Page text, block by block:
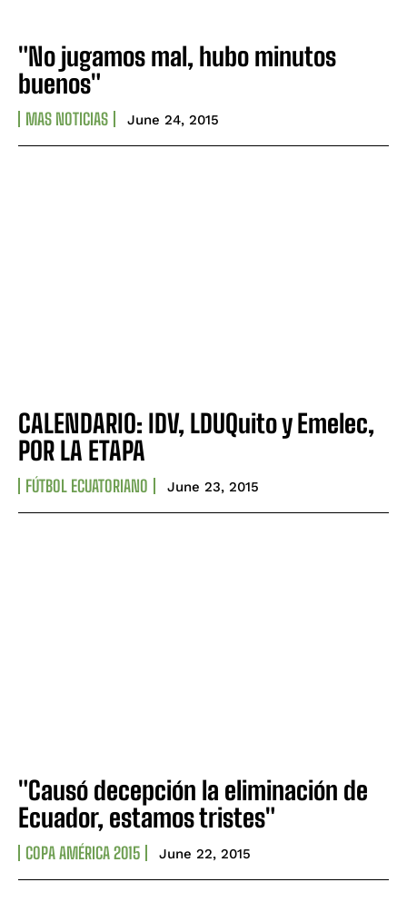
"No jugamos mal, hubo minutos
buenos"
MAS NOTICIAS June 24, 2015
CALENDARIO: IDV, LDUQuito y Emelec,
POR LA ETAPA
FÚTBOL ECUATORIANO June 23, 2015
"Causó decepción la eliminación de
Ecuador, estamos tristes"
COPA AMÉRICA 2015 June 22, 2015